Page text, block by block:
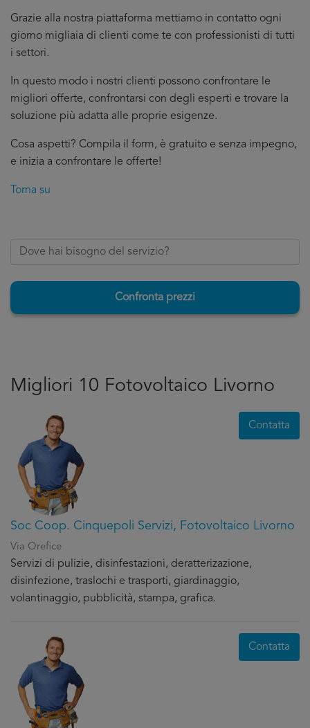
Grazie alla nostra piattaforma mettiamo in contatto ogni
giorno migliaia di clienti come te con professionisti di tutti
i settori.
In questo modo i nostri clienti possono confrontare le
migliori offerte, confrontarsi con degli esperti e trovare la
soluzione più adatta alle proprie esigenze.
Cosa aspetti? Compila il form, è gratuito e senza impegno,
e inizia a confrontare le offerte!
Torna su
Confronta prezzi
Migliori 10 Fotovoltaico Livorno
Soc Coop. Cinquepoli Servizi, Fotovoltaico Livorno
Via Orefice
Servizi di pulizie, disinfestazioni, deratterizazione,
disinfezione, traslochi e trasporti, giardinaggio,
volantinaggio, pubblicità, stampa, grafica.
Contatta
Contatta